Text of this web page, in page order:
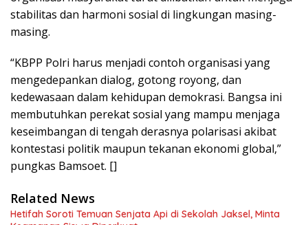
stabilitas dan harmoni sosial di lingkungan masing-
masing.
“KBPP Polri harus menjadi contoh organisasi yang
mengedepankan dialog, gotong royong, dan
kedewasaan dalam kehidupan demokrasi. Bangsa ini
membutuhkan perekat sosial yang mampu menjaga
keseimbangan di tengah derasnya polarisasi akibat
kontestasi politik maupun tekanan ekonomi global,”
pungkas Bamsoet. []
Related News
Hetifah Soroti Temuan Senjata Api di Sekolah Jaksel, Minta